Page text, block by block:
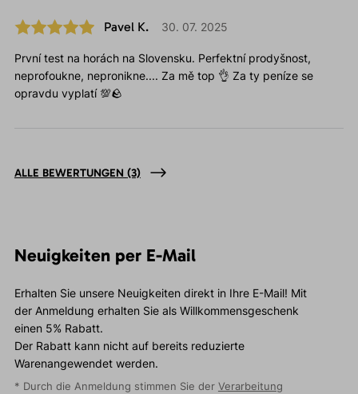
Pavel K. 30. 07. 2025
První test na horách na Slovensku. Perfektní prodyšnost,
neprofoukne, nepronikne.... Za mě top 👌 Za ty peníze se
opravdu vyplatí 💯🪨
ALLE BEWERTUNGEN (3)
Neuigkeiten per E-Mail
Erhalten Sie unsere Neuigkeiten direkt in Ihre E-Mail! Mit
der Anmeldung erhalten Sie als Willkommensgeschenk
einen 5% Rabatt.
Der Rabatt kann nicht auf bereits reduzierte
Warenangewendet werden.
* Durch die Anmeldung stimmen Sie der Verarbeitung